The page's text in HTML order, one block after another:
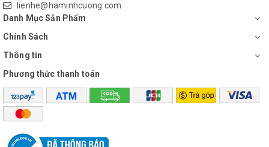
lienhe@haminhcuong.com
Danh Mục Sản Phẩm
Chính Sách
Thông tin
Phương thức thanh toán